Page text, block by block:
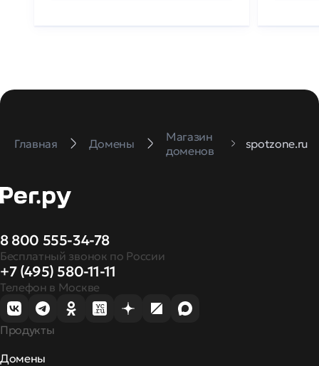
Главная Домены
Магазин
доменов
spotzone.ru
8 800 555-34-78
Бесплатный звонок по России
+7 (495) 580-11-11
Телефон в Москве
Продукты
Домены